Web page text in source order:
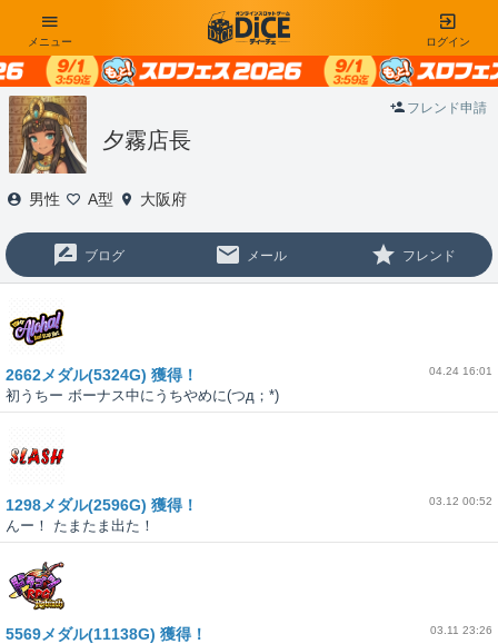
ログイン
メニュー
フレンド申請
夕霧店長
男性 A型 大阪府
ブログ メール フレンド
04.24 16:01
2662メダル(5324G) 獲得！
初うちー ボーナス中にうちやめに(つд；*)
03.12 00:52
1298メダル(2596G) 獲得！
んー！ たまたま出た！
03.11 23:26
5569メダル(11138G) 獲得！